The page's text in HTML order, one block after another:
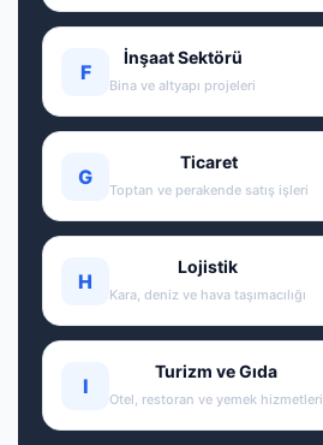
F
İnşaat Sektörü
Bina ve altyapı projeleri
G
Ticaret
Toptan ve perakende satış işleri
H
Lojistik
Kara, deniz ve hava taşımacılığı
I
Turizm ve Gıda
Otel, restoran ve yemek hizmetleri